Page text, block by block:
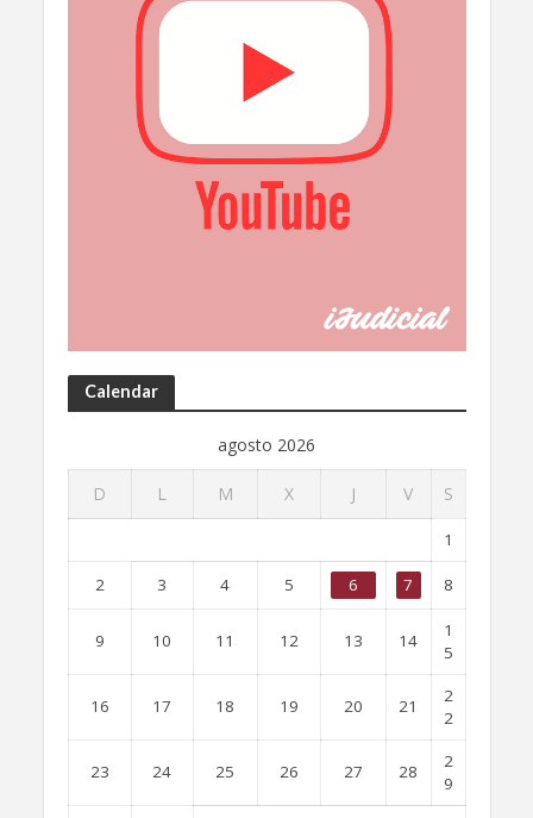
Calendar
agosto 2026
D L M X J V S
1
2 3 4 5 6 7 8
9 10 11 12 13 14
1
5
16 17 18 19 20 21
2
2
23 24 25 26 27 28
2
9